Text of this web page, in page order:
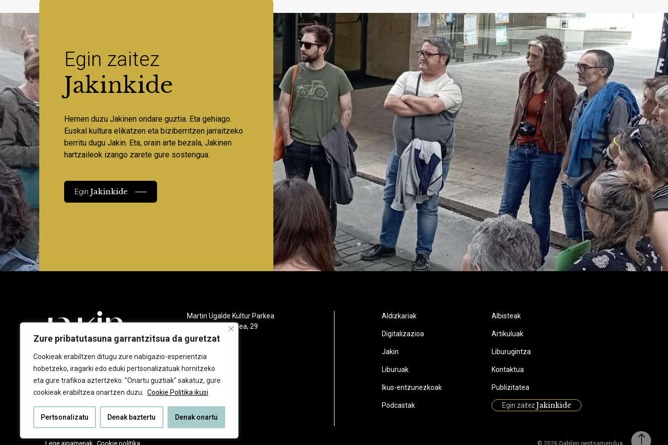
Zure pribatutasuna garrantzitsua da guretzat
Cookieak erabiltzen ditugu zure nabigazio-esperientzia
hobetzeko, iragarki edo eduki pertsonalizatuak hornitzeko
eta gure trafikoa aztertzeko. "Onartu guztiak" sakatuz, gure
cookieak erabiltzea onartzen duzu.
Cookie Politika ikusi
Pertsonalizatu Denak baztertu Denak onartu
Egin zaitez
Jakinkide
Hemen duzu Jakinen ondare guztia. Eta gehiago.
Euskal kultura elikatzen eta biziberritzen jarraitzeko
berritu dugu Jakin. Eta, orain arte bezala, Jakinen
hartzaileok izango zarete gure sostengua.
EginJakinkide
Martin Ugalde Kultur Parkea
Gudarien etorbidea, 29
20140 Andoain
943 218 092
jakin@jakin.eus
Aldizkariak
Digitalizazioa
Jakin
Liburuak
Ikus-entzunezkoak
Podcastak
Albisteak
Artikuluak
Liburugintza
Kontaktua
Publizitatea
Egin zaitezJakinkide
Lege aipamenak Cookie politika © 2026 Dabilen pentsamendua